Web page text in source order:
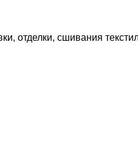
отделки, сшивания